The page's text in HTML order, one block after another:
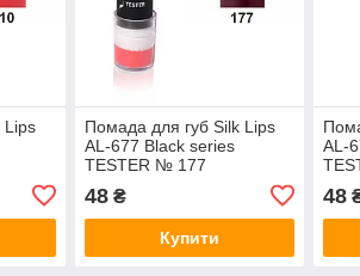
Lips
Помада для губ Silk Lips
AL-677 Black series
TESTER № 177
48₴
Купити
AL-
48